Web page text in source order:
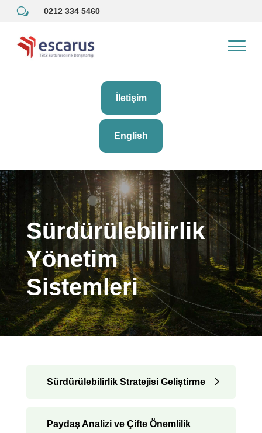
w 0212 334 5460
İletişim
English
Sürdürülebilirlik
Yönetim
Sistemleri
Sürdürülebilirlik Stratejisi Geliştirme
Paydaş Analizi ve Çifte Önemlilik